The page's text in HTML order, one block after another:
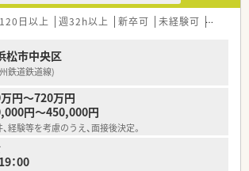
日以上 週32h以上 新卒可 未経験可 ブラン
松市中央区
鉄道鉄道線)
円～720万円
円～450,000円
経験等を考慮のうえ、面接後決定。
：00